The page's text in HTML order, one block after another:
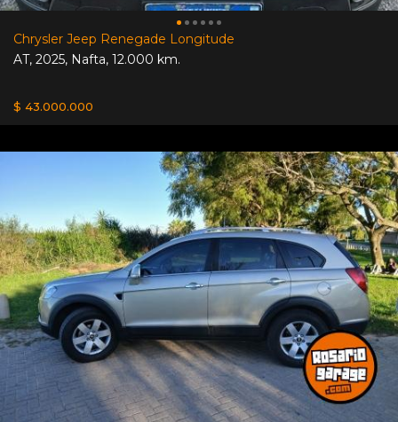
Chrysler Jeep Renegade Longitude
AT, 2025, Nafta, 12.000 km.
$ 43.000.000